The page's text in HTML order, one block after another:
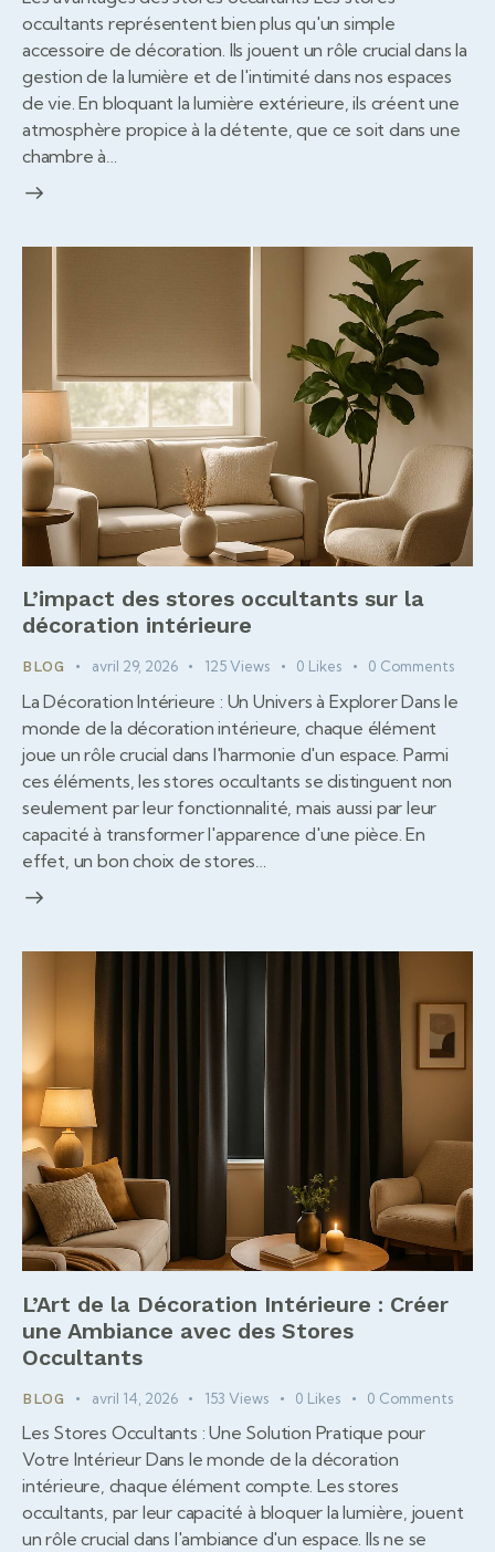
occultants représentent bien plus qu'un simple
accessoire de décoration. Ils jouent un rôle crucial dans la
gestion de la lumière et de l'intimité dans nos espaces
de vie. En bloquant la lumière extérieure, ils créent une
atmosphère propice à la détente, que ce soit dans une
chambre à…
L’impact des stores occultants sur la
décoration intérieure
BLOG avril 29, 2026 125 Views 0 Likes 0 Comments
La Décoration Intérieure : Un Univers à Explorer Dans le
monde de la décoration intérieure, chaque élément
joue un rôle crucial dans l'harmonie d'un espace. Parmi
ces éléments, les stores occultants se distinguent non
seulement par leur fonctionnalité, mais aussi par leur
capacité à transformer l'apparence d'une pièce. En
effet, un bon choix de stores…
L’Art de la Décoration Intérieure : Créer
une Ambiance avec des Stores
Occultants
BLOG avril 14, 2026 153 Views 0 Likes 0 Comments
Les Stores Occultants : Une Solution Pratique pour
Votre Intérieur Dans le monde de la décoration
intérieure, chaque élément compte. Les stores
occultants, par leur capacité à bloquer la lumière, jouent
un rôle crucial dans l'ambiance d'un espace. Ils ne se